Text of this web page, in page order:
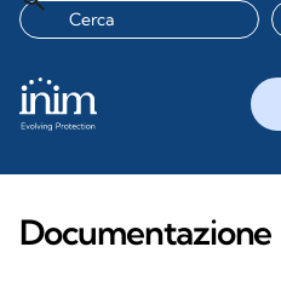
Documentazione